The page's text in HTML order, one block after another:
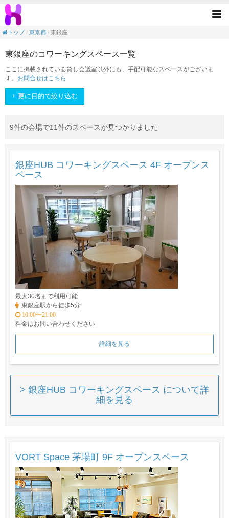
<素敵なスペースを手元に>！1分でできる
トップ
東京都 東銀座
東銀座のコワーキングスペース一覧
ここに掲載されている貸し会議室以外にも、手配可能なスペースがございま
す。 お問合せはこちら
+ 更に目的で絞り込む
9件の会場で11件のスペースが見つかりました
銀座HUB コワーキングスペース 4F オープンス
ペース
最大30名まで利用可能
東銀座駅から徒歩5分
10:00〜21:00
料金はお問い合わせください
詳細を見る
> 銀座HUB コワーキングスペース について詳
細を見る
VORT Space 茅場町 9F オープンスペース